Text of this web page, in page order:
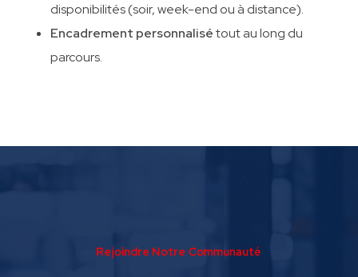
disponibilités (soir, week-end ou à distance).
Encadrement personnalisétout au long du
parcours.
Rejoindre Notre Communauté